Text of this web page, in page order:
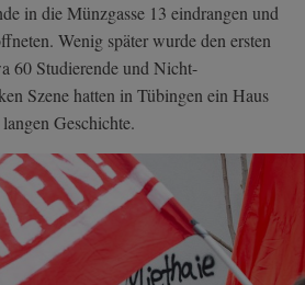
in die Münzgasse 13 eindrangen und
Wenig später wurde den ersten
60 Studierende und Nicht-
Szene hatten in Tübingen ein Haus
Geschichte.